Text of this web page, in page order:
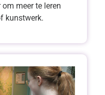
meer te leren
kunstwerk.